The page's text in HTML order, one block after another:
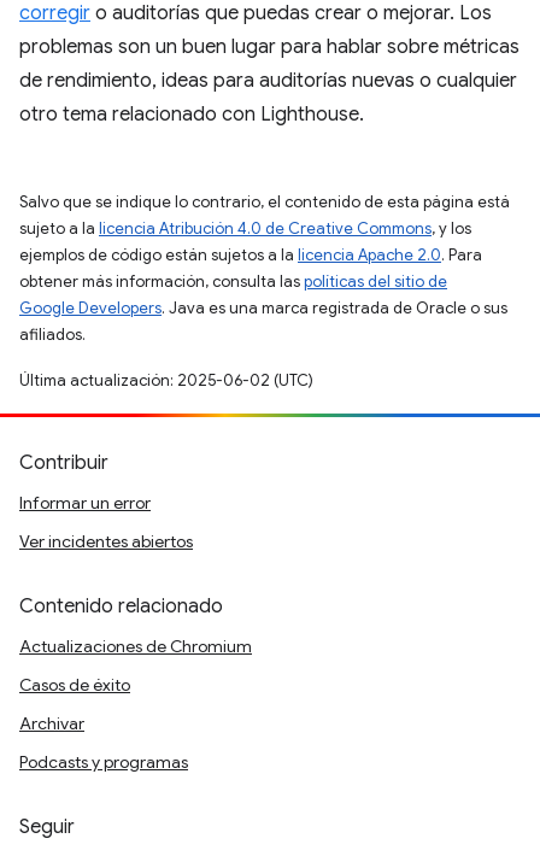
corregir o auditorías que puedas crear o mejorar. Los
problemas son un buen lugar para hablar sobre métricas
de rendimiento, ideas para auditorías nuevas o cualquier
otro tema relacionado con Lighthouse.
Salvo que se indique lo contrario, el contenido de esta página está
sujeto a la licencia Atribución 4.0 de Creative Commons, y los
ejemplos de código están sujetos a la licencia Apache 2.0. Para
obtener más información, consulta laspolíticas del sitio de
Google Developers. Java es una marca registrada de Oracle o sus
afiliados.
Última actualización: 2025-06-02 (UTC)
Contribuir
Informar un error
Ver incidentes abiertos
Contenido relacionado
Actualizaciones de Chromium
Casos de éxito
Archivar
Podcasts y programas
Seguir